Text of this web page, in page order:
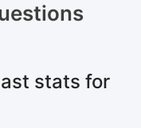
stats for